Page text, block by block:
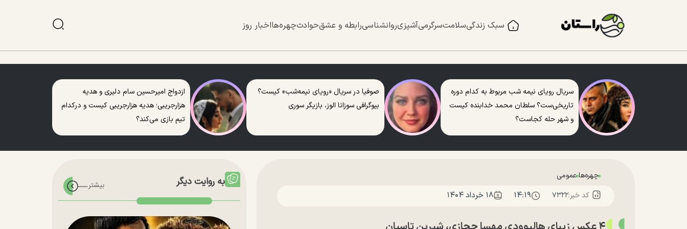
سبک زندگیسلامتسرگرمیآشپزیروانشناسیرابطه و عشقحوادثچهره‌هااخبار روز
سریال رویای نیمه شب مربوط به کدام دوره
تاریخی‌ست؟ سلطان محمد خدابنده کیست
و شهر حله کجاست؟
صوفیا در سریال «رویای نیمه‌شب» کیست؟
بیوگرافی سوزانا الوز، بازیگر سوری
ازدواج امیرحسین سام دلیری و هدیه
هزارجریبی؛ هدیه هزارجریبی کیست و درکدام
تیم بازی می‌کند؟
چهره‌هاعمومی
کد خبر:۷۳۲۲ ۱۴:۱۹ ۱۸ خرداد ۱۴۰۴
به روایت دیگر